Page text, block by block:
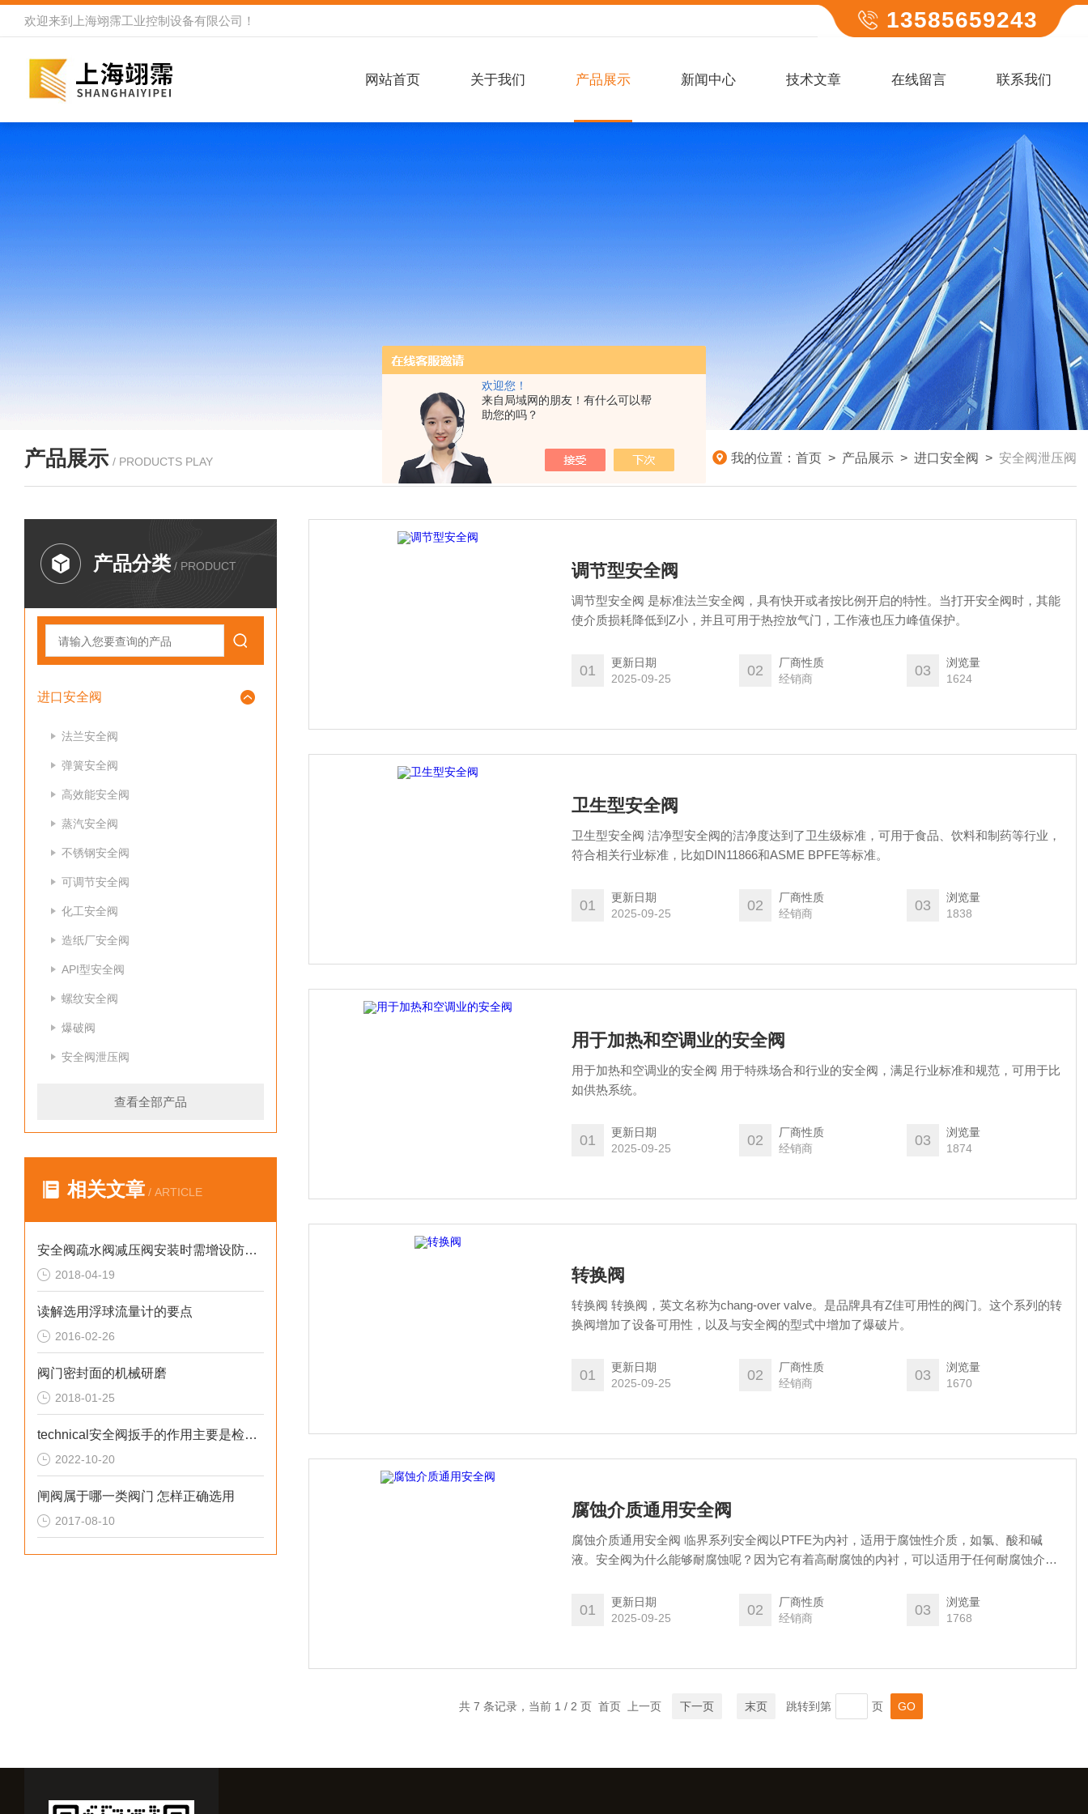
欢迎您！
来自局域网的朋友！有什么可以帮
助您的吗？
欢迎来到 上海翊霈工业控制设备有限公司 ！ 13585659243
网站首页 关于我们 产品展示 新闻中心 技术文章 在线留言 联系我们
产品展示 / PRODUCTS PLAY 我的位置： 首页 > 产品展示 > 进口安全阀 > 安全阀泄压阀
产品分类 / PRODUCT
进口安全阀
法兰安全阀
弹簧安全阀
高效能安全阀
蒸汽安全阀
不锈钢安全阀
可调节安全阀
化工安全阀
造纸厂安全阀
API型安全阀
螺纹安全阀
爆破阀
安全阀泄压阀
查看全部产品
相关文章 / ARTICLE
安全阀疏水阀减压阀安装时需增设防护设施
2018-04-19
读解选用浮球流量计的要点
2016-02-26
阀门密封面的机械研磨
2018-01-25
technical安全阀扳手的作用主要是检查阀瓣的灵活程度
2022-10-20
闸阀属于哪一类阀门 怎样正确选用
2017-08-10
调节型安全阀
调节型安全阀 是标准法兰安全阀，具有快开或者按比例开启的特性。当打开安全阀时，其能
使介质损耗降低到Z小，并且可用于热控放气门，工作液也压力峰值保护。
01
更新日期
2025-09-25
02
厂商性质
经销商
03
浏览量
1624
卫生型安全阀
卫生型安全阀 洁净型安全阀的洁净度达到了卫生级标准，可用于食品、饮料和制药等行业，
符合相关行业标准，比如DIN11866和ASME BPFE等标准。
01
更新日期
2025-09-25
02
厂商性质
经销商
03
浏览量
1838
用于加热和空调业的安全阀
用于加热和空调业的安全阀 用于特殊场合和行业的安全阀，满足行业标准和规范，可用于比
如供热系统。
01
更新日期
2025-09-25
02
厂商性质
经销商
03
浏览量
1874
转换阀
转换阀 转换阀，英文名称为chang-over valve。是品牌具有Z佳可用性的阀门。这个系列的转
换阀增加了设备可用性，以及与安全阀的型式中增加了爆破片。
01
更新日期
2025-09-25
02
厂商性质
经销商
03
浏览量
1670
腐蚀介质通用安全阀
腐蚀介质通用安全阀 临界系列安全阀以PTFE为内衬，适用于腐蚀性介质，如氯、酸和碱
液。安全阀为什么能够耐腐蚀呢？因为它有着高耐腐蚀的内衬，可以适用于任何耐腐蚀介
01
更新日期
2025-09-25
02
厂商性质
经销商
03
浏览量
1768
共 7 条记录，当前 1 / 2 页 首页 上一页 下一页 末页 跳转到第 页